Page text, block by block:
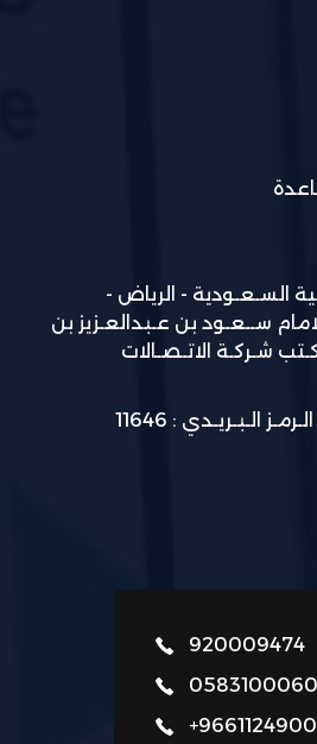
السـعـودية - الرياض -
ســعـود بن عـبدالعـزيز بن
شـركـة الاتـصـالات
920009474
0583100060